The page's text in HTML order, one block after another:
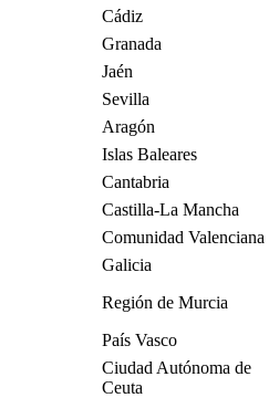
Cádiz
Granada
Jaén
Sevilla
Aragón
Islas Baleares
Cantabria
Castilla-La Mancha
Comunidad Valenciana
Galicia
Región de Murcia
País Vasco
Ciudad Autónoma de
Ceuta